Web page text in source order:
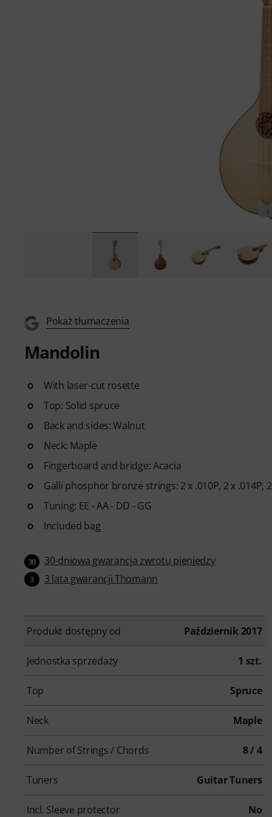
Pokaż tłumaczenia
Mandolin
With laser-cut rosette
Top: Solid spruce
Back and sides: Walnut
Neck: Maple
Fingerboard and bridge: Acacia
Galli phosphor bronze strings: 2 x .010P, 2 x .014P,
Tuning: EE - AA - DD - GG
Included bag
30 30-dniowa gwarancja zwrotu pieniędzy
3 3 lata gwarancji Thomann
Produkt dostępny od Październik 2017
Jednostka sprzedaży 1 szt.
Top Spruce
Neck Maple
Number of Strings / Chords 8 / 4
Tuners Guitar Tuners
Incl. Sleeve protector No